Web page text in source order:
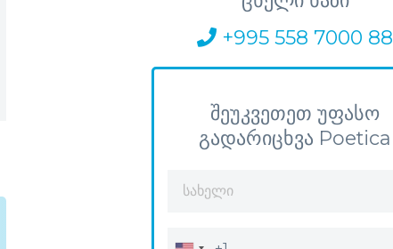
+995 558 7000 88
შეუკვეთეთ უფასო
გადარიცხვა Poetica